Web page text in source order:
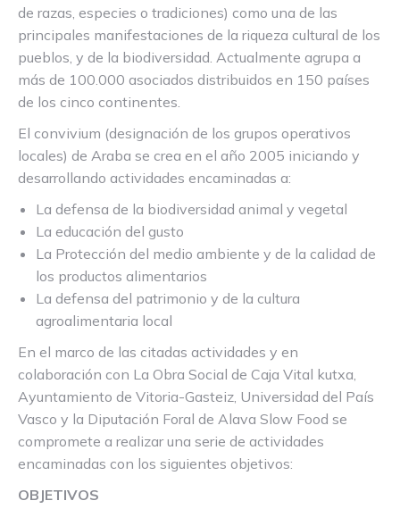
de razas, especies o tradiciones) como una de las
principales manifestaciones de la riqueza cultural de los
pueblos, y de la biodiversidad. Actualmente agrupa a
más de 100.000 asociados distribuidos en 150 países
de los cinco continentes.
El convivium (designación de los grupos operativos
locales) de Araba se crea en el año 2005 iniciando y
desarrollando actividades encaminadas a:
La defensa de la biodiversidad animal y vegetal
La educación del gusto
La Protección del medio ambiente y de la calidad de
los productos alimentarios
La defensa del patrimonio y de la cultura
agroalimentaria local
En el marco de las citadas actividades y en
colaboración con La Obra Social de Caja Vital kutxa,
Ayuntamiento de Vitoria-Gasteiz, Universidad del País
Vasco y la Diputación Foral de Alava Slow Food se
compromete a realizar una serie de actividades
encaminadas con los siguientes objetivos:
OBJETIVOS